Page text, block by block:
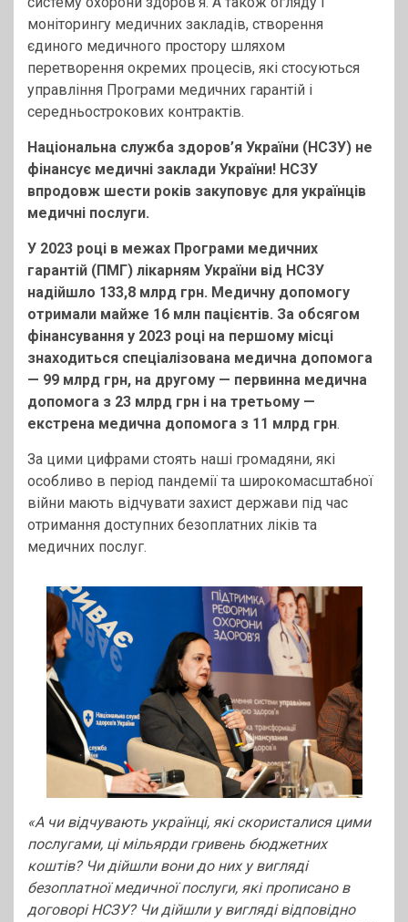
моніторингу медичних закладів, створення
єдиного медичного простору шляхом
перетворення окремих процесів, які стосуються
управління Програми медичних гарантій і
середньострокових контрактів.
Національна служба здоров’я України (НСЗУ) не
фінансує медичні заклади України! НСЗУ
впродовж шести років закуповує для українців
медичні послуги.
У 2023 році в межах Програми медичних
гарантій (ПМГ) лікарням України від НСЗУ
надійшло 133,8 млрд грн. Медичну допомогу
отримали майже 16 млн пацієнтів. За обсягом
фінансування у 2023 році на першому місці
знаходиться спеціалізована медична допомога
— 99 млрд грн, на другому — первинна медична
допомога з 23 млрд грн і на третьому —
екстрена медична допомога з 11 млрд грн.
За цими цифрами стоять наші громадяни, які
особливо в період пандемії та широкомасштабної
війни мають відчувати захист держави під час
отримання доступних безоплатних ліків та
медичних послуг.
«А чи відчувають українці, які скористалися цими
послугами, ці мільярди гривень бюджетних
коштів? Чи дійшли вони до них у вигляді
безоплатної медичної послуги, які прописано в
договорі НСЗУ? Чи дійшли у вигляді відповідно